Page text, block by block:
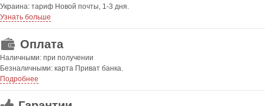
Украина: тариф Новой почты, 1-3 дня.
Узнать больше
Оплата
Наличными: при получении
Безналичными: карта Приват банка.
Подробнее